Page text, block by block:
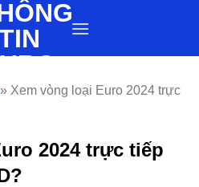
» Xem vòng loại Euro 2024 trực
2024 trực tiếp